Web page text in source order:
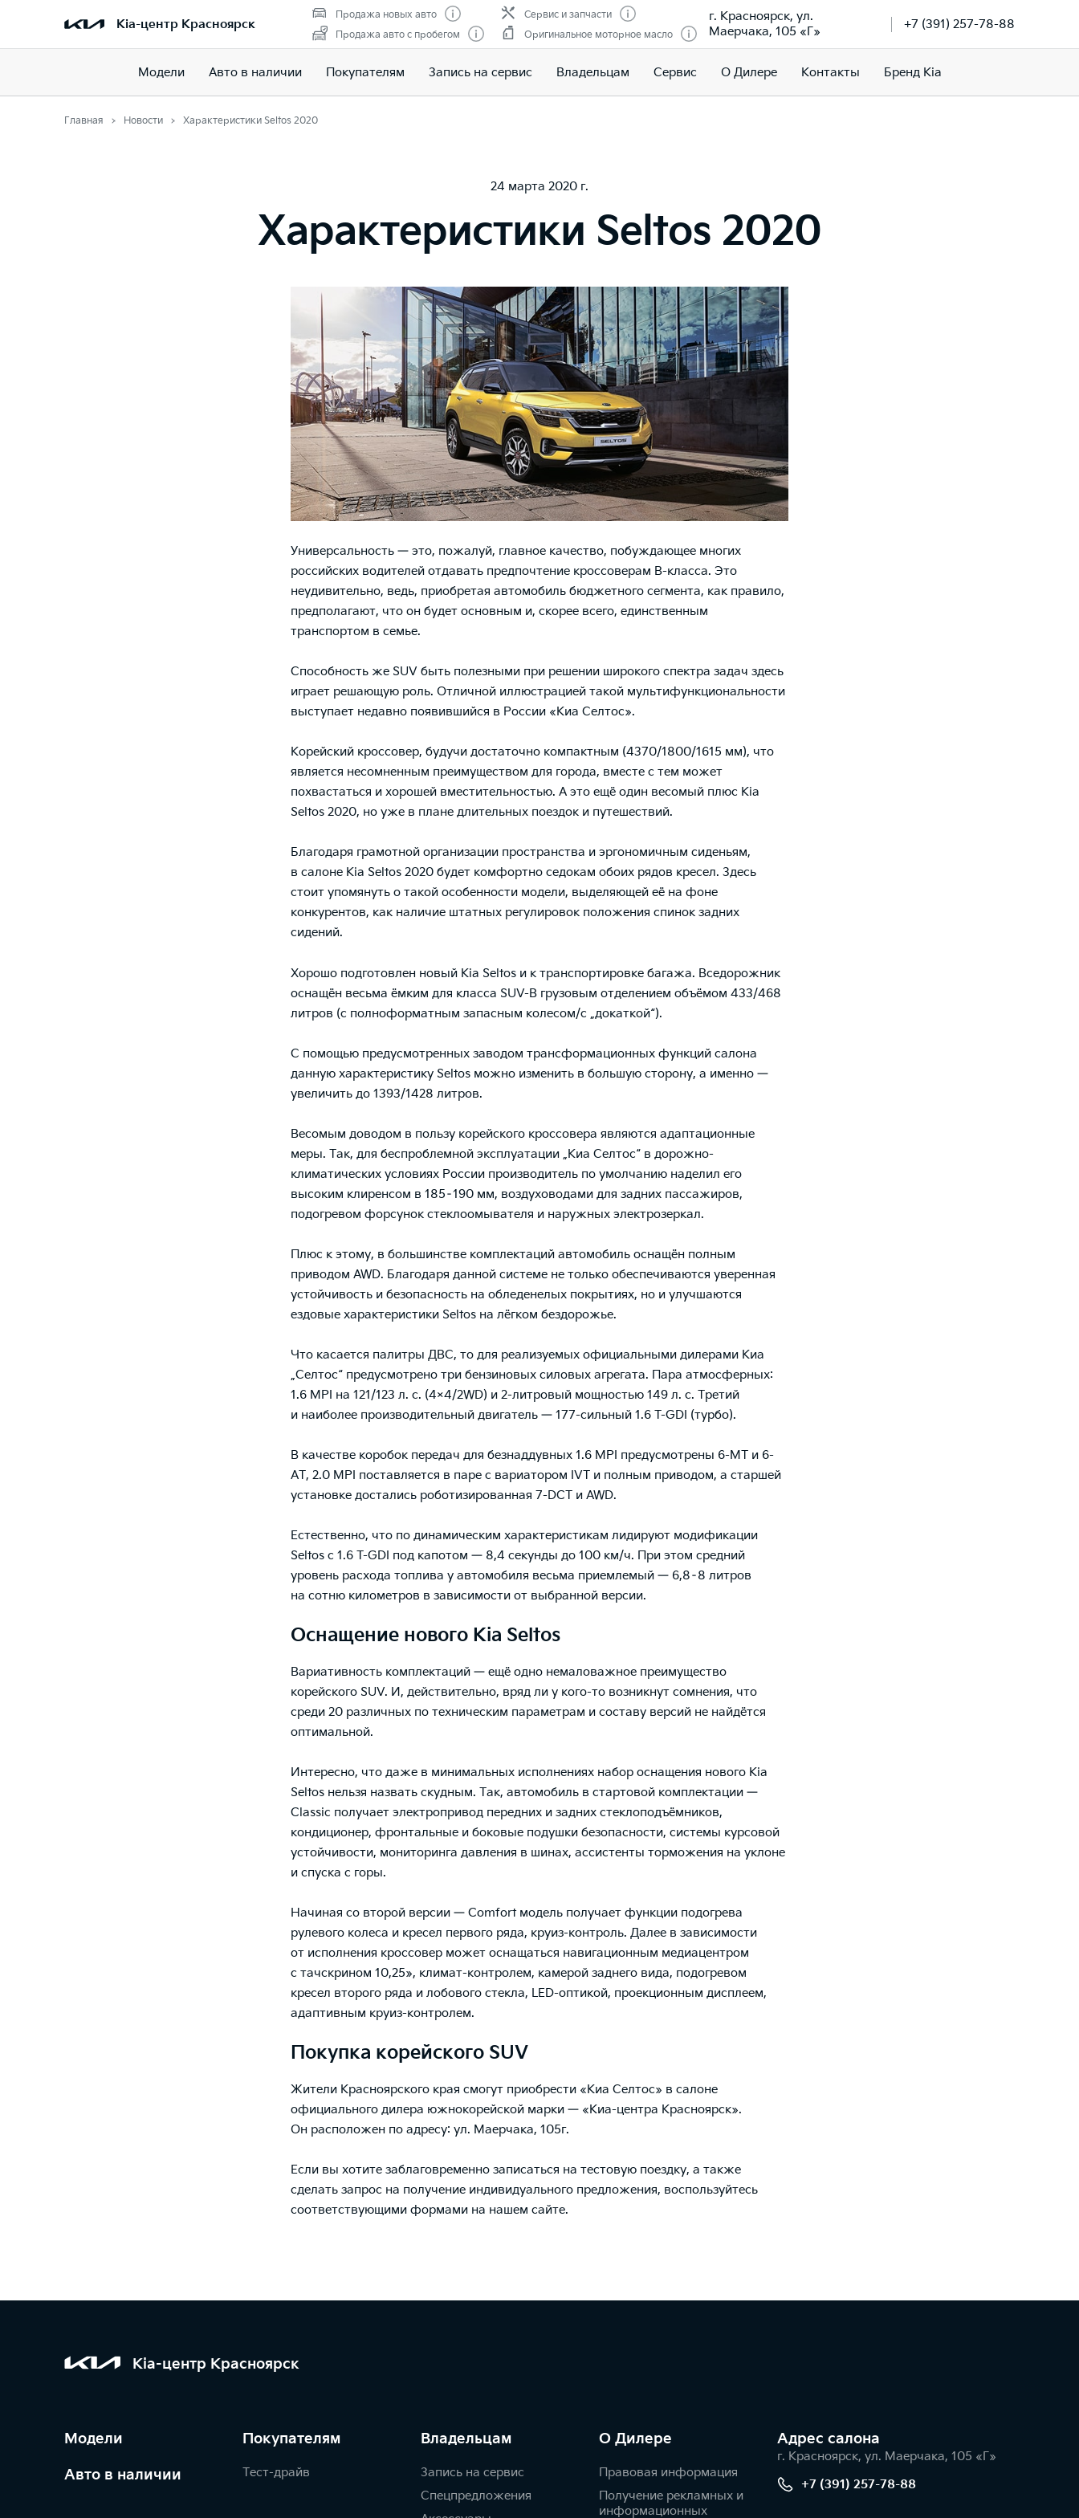
Kia-центр Красноярск
Продажа новых авто
Продажа авто с пробегом
Сервис и запчасти
Оригинальное моторное масло
г. Красноярск, ул.
Маерчака, 105 «Г»
+7 (391) 257-78-88
Модели Авто в наличии Покупателям Запись на сервис Владельцам Сервис О Дилере Контакты Бренд Kia
Главная Новости Характеристики Seltos 2020
24 марта 2020 г.
Характеристики Seltos 2020
Универсальность — это, пожалуй, главное качество, побуждающее многих
российских водителей отдавать предпочтение кроссоверам B-класса. Это
неудивительно, ведь, приобретая автомобиль бюджетного сегмента, как правило,
предполагают, что он будет основным и, скорее всего, единственным
транспортом в семье.
Способность же SUV быть полезными при решении широкого спектра задач здесь
играет решающую роль. Отличной иллюстрацией такой мультифункциональности
выступает недавно появившийся в России «Киа Селтос».
Корейский кроссовер, будучи достаточно компактным (4370/1800/1615 мм), что
является несомненным преимуществом для города, вместе с тем может
похвастаться и хорошей вместительностью. А это ещё один весомый плюс Kia
Seltos 2020, но уже в плане длительных поездок и путешествий.
Благодаря грамотной организации пространства и эргономичным сиденьям,
в салоне Kia Seltos 2020 будет комфортно седокам обоих рядов кресел. Здесь
стоит упомянуть о такой особенности модели, выделяющей её на фоне
конкурентов, как наличие штатных регулировок положения спинок задних
сидений.
Хорошо подготовлен новый Kia Seltos и к транспортировке багажа. Вседорожник
оснащён весьма ёмким для класса SUV-B грузовым отделением объёмом 433/468
литров (с полноформатным запасным колесом/с „докаткой“).
С помощью предусмотренных заводом трансформационных функций салона
данную характеристику Seltos можно изменить в большую сторону, а именно —
увеличить до 1393/1428 литров.
Весомым доводом в пользу корейского кроссовера являются адаптационные
меры. Так, для беспроблемной эксплуатации „Киа Селтос“ в дорожно-
климатических условиях России производитель по умолчанию наделил его
высоким клиренсом в 185–190 мм, воздуховодами для задних пассажиров,
подогревом форсунок стеклоомывателя и наружных электрозеркал.
Плюс к этому, в большинстве комплектаций автомобиль оснащён полным
приводом AWD. Благодаря данной системе не только обеспечиваются уверенная
устойчивость и безопасность на обледенелых покрытиях, но и улучшаются
ездовые характеристики Seltos на лёгком бездорожье.
Что касается палитры ДВС, то для реализуемых официальными дилерами Киа
„Селтос“ предусмотрено три бензиновых силовых агрегата. Пара атмосферных:
1.6 MPI на 121/123 л. с. (4×4/2WD) и 2-литровый мощностью 149 л. с. Третий
и наиболее производительный двигатель — 177-сильный 1.6 T-GDI (турбо).
В качестве коробок передач для безнаддувных 1.6 MPI предусмотрены 6-МТ и 6-
АТ, 2.0 MPI поставляется в паре с вариатором IVT и полным приводом, а старшей
установке достались роботизированная 7-DCT и AWD.
Естественно, что по динамическим характеристикам лидируют модификации
Seltos с 1.6 T-GDI под капотом — 8,4 секунды до 100 км/ч. При этом средний
уровень расхода топлива у автомобиля весьма приемлемый — 6,8–8 литров
на сотню километров в зависимости от выбранной версии.
Оснащение нового Kia Seltos
Вариативность комплектаций — ещё одно немаловажное преимущество
корейского SUV. И, действительно, вряд ли у кого-то возникнут сомнения, что
среди 20 различных по техническим параметрам и составу версий не найдётся
оптимальной.
Интересно, что даже в минимальных исполнениях набор оснащения нового Kia
Seltos нельзя назвать скудным. Так, автомобиль в стартовой комплектации —
Classic получает электропривод передних и задних стеклоподъёмников,
кондиционер, фронтальные и боковые подушки безопасности, системы курсовой
устойчивости, мониторинга давления в шинах, ассистенты торможения на уклоне
и спуска с горы.
Начиная со второй версии — Comfort модель получает функции подогрева
рулевого колеса и кресел первого ряда, круиз-контроль. Далее в зависимости
от исполнения кроссовер может оснащаться навигационным медиацентром
с тачскрином 10,25», климат-контролем, камерой заднего вида, подогревом
кресел второго ряда и лобового стекла, LED-оптикой, проекционным дисплеем,
адаптивным круиз-контролем.
Покупка корейского SUV
Жители Красноярского края смогут приобрести «Киа Селтос» в салоне
официального дилера южнокорейской марки — «Киа-центра Красноярск».
Он расположен по адресу: ул. Маерчака, 105г.
Если вы хотите заблаговременно записаться на тестовую поездку, а также
сделать запрос на получение индивидуального предложения, воспользуйтесь
соответствующими формами на нашем сайте.
Kia-центр Красноярск
Модели
Авто в наличии
Покупателям
Тест-драйв
Владельцам
Запись на сервис
Спецпредложения
О Дилере
Правовая информация
Получение рекламных и
информационных
Адрес салонa
г. Красноярск, ул. Маерчака, 105 «Г»
+7 (391) 257-78-88